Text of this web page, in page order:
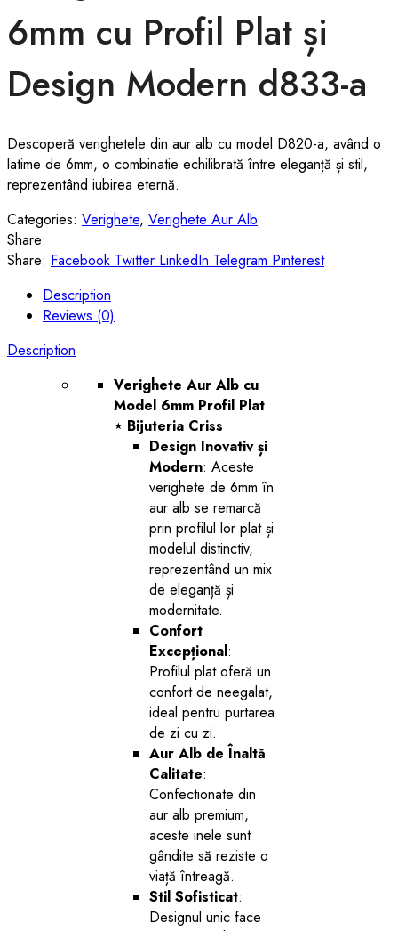
6mm cu Profil Plat și
Design Modern d833-a
Descoperă verighetele din aur alb cu model D820-a, având o
latime de 6mm, o combinatie echilibrată între eleganță și stil,
reprezentând iubirea eternă.
Categories: Verighete, Verighete Aur Alb
Share:
Share: Facebook Twitter LinkedIn Telegram Pinterest
Description
Reviews (0)
Description
Verighete Aur Alb cu
Model 6mm Profil Plat
⋆ Bijuteria Criss
Design Inovativ și
Modern: Aceste
verighete de 6mm în
aur alb se remarcă
prin profilul lor plat și
modelul distinctiv,
reprezentând un mix
de eleganță și
modernitate.
Confort
Excepțional:
Profilul plat oferă un
confort de neegalat,
ideal pentru purtarea
de zi cu zi.
Aur Alb de Înaltă
Calitate:
Confectionate din
aur alb premium,
aceste inele sunt
gândite să reziste o
viață întreagă.
Stil Sofisticat:
Designul unic face